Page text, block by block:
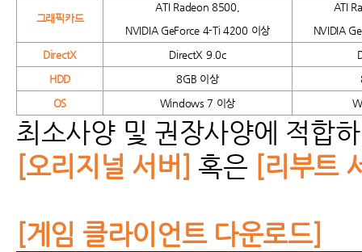
그래픽카드
ATI Radeon 8500,
NVIDIA GeForce 4-Ti 4200 이상
ATI
NVIDIA
DirectX
DirectX 9.0c
HDD
8GB 이상
OS
Windows 7 이상
최소사양 및 권장사양에 적합
[오리지널 서버] 혹은 [리부트
[게임 클라이언트 다운로드]